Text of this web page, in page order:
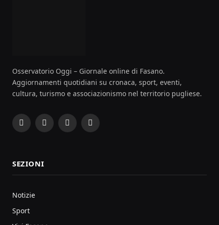
Osservatorio Oggi – Giornale online di Fasano.
Aggiornamenti quotidiani su cronaca, sport, eventi,
cultura, turismo e associazionismo nel territorio pugliese.
FacebookInstagramYouTubeRSS
SEZIONI
Notizie
Sport